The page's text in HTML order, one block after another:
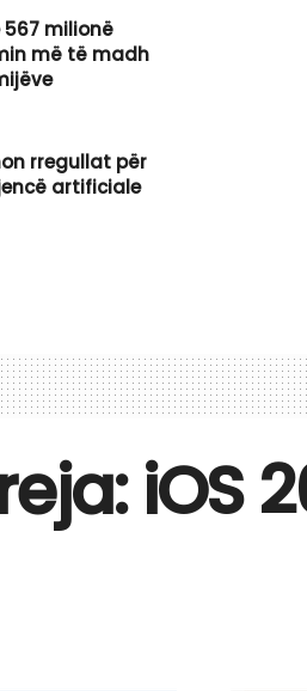
milionë
më të madh
rregullat për
artificiale
iOS